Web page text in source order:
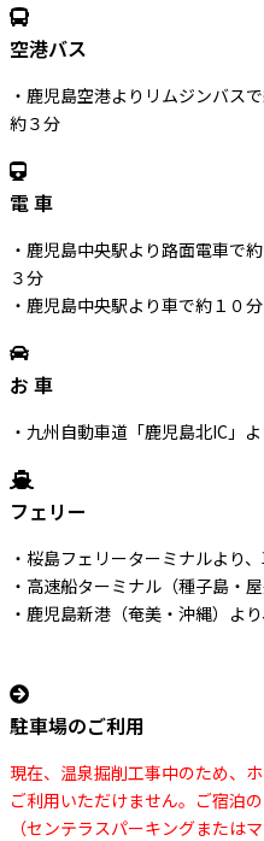
空港バス
・鹿児島空港よりリムジンバス
約３分
電 車
・鹿児島中央駅より路面電車で
３分
・鹿児島中央駅より車で約１０分
お 車
・九州自動車道「鹿児島北IC」
フェリー
・桜島フェリーターミナルより
・高速船ターミナル（種子島・
・鹿児島新港（奄美・沖縄）よ
駐車場のご利用
現在、温泉掘削工事中のため、
ご利用いただけません。ご宿泊
（センテラスパーキングまたは